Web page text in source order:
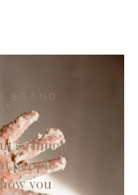
BRAND
so much
people
you